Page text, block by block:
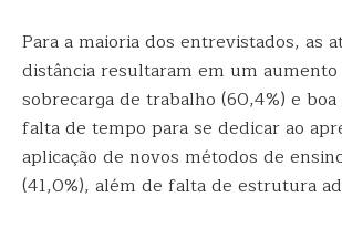
Para a maioria dos entrevistados, as
distância resultaram em um
sobrecarga de trabalho (60,4%) e
falta de tempo para se dedicar ao
aplicação de novos métodos de
(41,0%), além de falta de estrutura